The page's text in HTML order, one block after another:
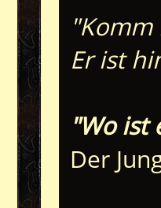
Er ist
"Wo ist
Der